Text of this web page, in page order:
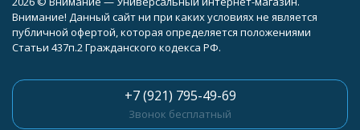
Внимание! Данный сайт ни при каких условиях не является
публичной офертой, которая определяется положениями
Статьи 437п.2 Гражданского кодекса РФ.
+7 (921) 795-49-69
Звонок бесплатный